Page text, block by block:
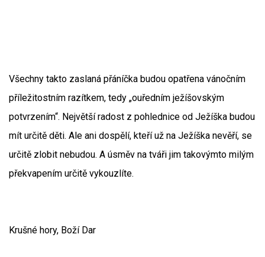
Všechny takto zaslaná přáníčka budou opatřena vánočním
příležitostním razítkem, tedy „ouředním ježíšovským
potvrzením“. Největší radost z pohlednice od Ježíška budou
mít určitě děti. Ale ani dospělí, kteří už na Ježíška nevěří, se
určitě zlobit nebudou. A úsměv na tváři jim takovýmto milým
překvapením určitě vykouzlíte.
Krušné hory, Boží Dar